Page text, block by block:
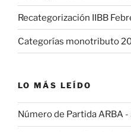
Recategorización IIBB
Categorías monotributo
LO MÁS LEÍDO
Número de Partida ARBA -